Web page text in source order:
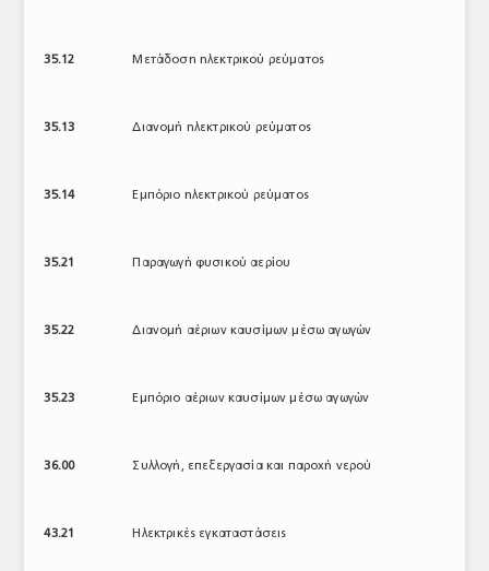
35.12 Μετάδοση ηλεκτρικού ρεύματος
35.13 Διανομή ηλεκτρικού ρεύματος
35.14 Εμπόριο ηλεκτρικού ρεύματος
35.21 Παραγωγή φυσικού αερίου
35.22 Διανομή αέριων καυσίμων μέσω αγωγών
35.23 Εμπόριο αέριων καυσίμων μέσω αγωγών
36.00 Συλλογή, επεξεργασία και παροχή νερού
43.21 Ηλεκτρικές εγκαταστάσεις